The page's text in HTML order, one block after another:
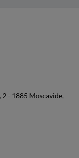
- 1885 Moscavide,